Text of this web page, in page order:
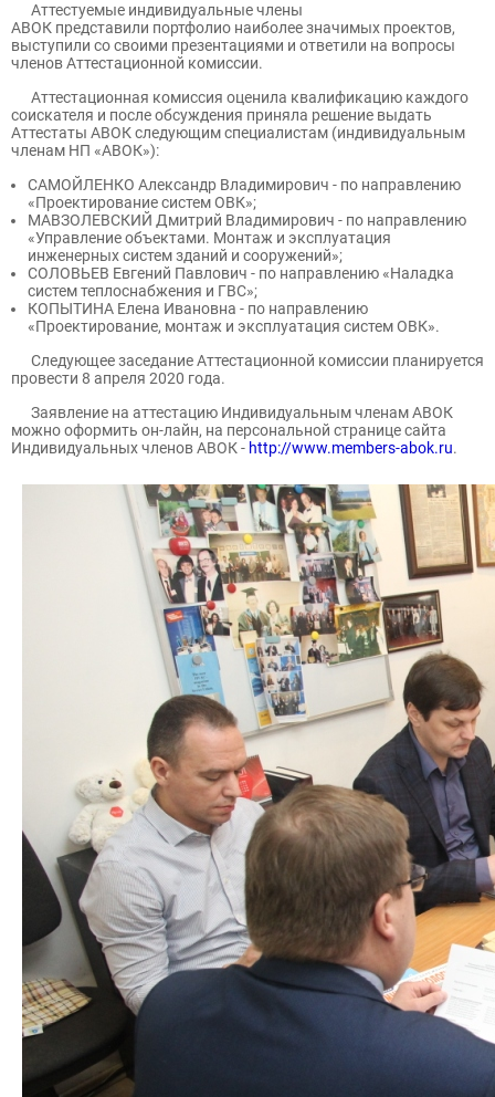
Аттестуемые индивидуальные члены
АВОК представили портфолио наиболее значимых проектов,
выступили со своими презентациями и ответили на вопросы
членов Аттестационной комиссии.
Аттестационная комиссия оценила квалификацию каждого
соискателя и после обсуждения приняла решение выдать
Аттестаты АВОК следующим специалистам (индивидуальным
членам НП «АВОК»):
САМОЙЛЕНКО Александр Владимирович - по направлению
«Проектирование систем ОВК»;
МАВЗОЛЕВСКИЙ Дмитрий Владимирович - по направлению
«Управление объектами. Монтаж и эксплуатация
инженерных систем зданий и сооружений»;
СОЛОВЬЕВ Евгений Павлович - по направлению «Наладка
систем теплоснабжения и ГВС»;
КОПЫТИНА Елена Ивановна - по направлению
«Проектирование, монтаж и эксплуатация систем ОВК».
Следующее заседание Аттестационной комиссии планируется
провести 8 апреля 2020 года.
Заявление на аттестацию Индивидуальным членам АВОК
можно оформить он-лайн, на персональной странице сайта
Индивидуальных членов АВОК - http://www.members-abok.ru.